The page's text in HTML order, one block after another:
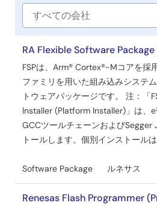
／
ツ
ー
ル
社
名
RA Flexible Software Package
FSPは、Arm® Cortex®-Mコアを採
ファミリを用いた組み込みシステ
トウェアパッケージです。 注：「
Installer (Platform Installer)」は、
GCCツールチェーンおよびSegger
トールします。個別インストールは
Software Package ルネサス
Renesas Flash Programmer